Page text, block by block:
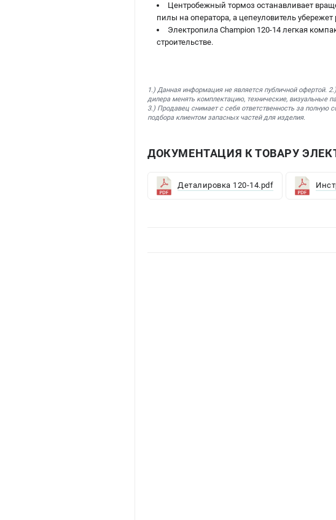
Центробежный тормоз останавливает
пилы на оператора, а цепеуловитель убережет
Электропила Champion 120-14 легкая
строительстве.
1.) Данная информация не является публичной офертой.
дилера менять комплектацию, технические, визуальные
3.) Продавец снимает с себя ответственность за полную
подбора клиентом запасных частей для изделия.
ДОКУМЕНТАЦИЯ К ТОВАРУ
Деталировка 120-14.pdf